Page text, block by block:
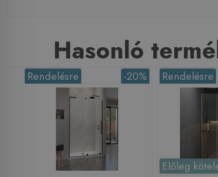
Hasonló
-20%
Rendelésre Rendelésre
Előleg